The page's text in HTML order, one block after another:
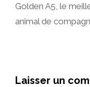
Golden A5, le
animal de
Laisser un